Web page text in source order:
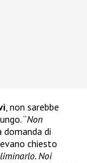
, non sarebbe
“Non
domanda di
chiesto
Noi